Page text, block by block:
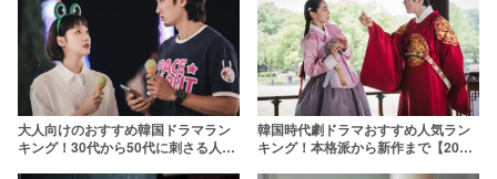
大人向けのおすすめ韓国ドラマラン
キング！30代から50代に刺さる人気
韓国時代劇ドラマおすすめ人気ラン
キング！本格派から新作まで【2025